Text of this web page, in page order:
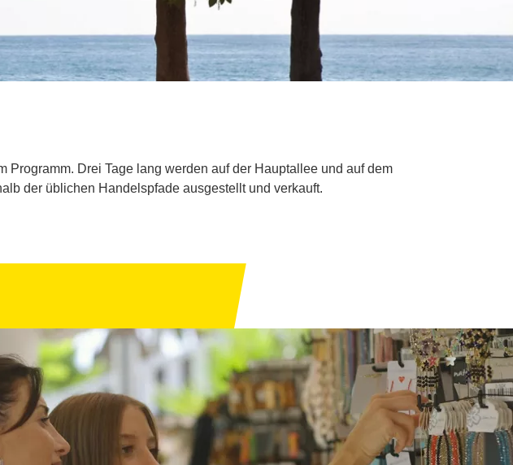
Programm. Drei Tage lang werden auf der Hauptallee und auf dem
der üblichen Handelspfade ausgestellt und verkauft.